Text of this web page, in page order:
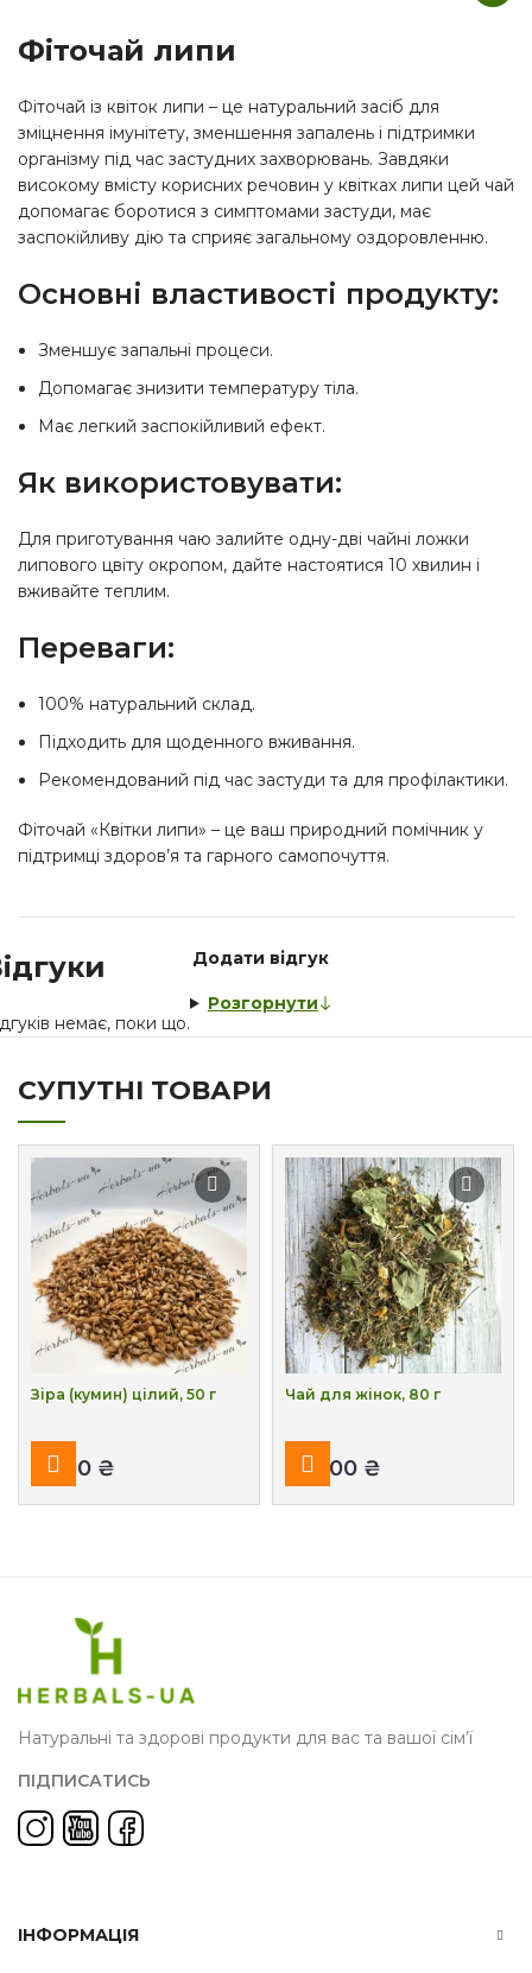
СУПУТНІ ТОВАРИ
Зіра (кумин) цілий, 50 г
₴
Чай для жінок, 80 г
₴
Фіточай липи
Фіточай із квіток липи – це натуральний засіб для
зміцнення імунітету, зменшення запалень і підтримки
організму під час застудних захворювань. Завдяки
високому вмісту корисних речовин у квітках липи цей чай
допомагає боротися з симптомами застуди, має
заспокійливу дію та сприяє загальному оздоровленню.
Основні властивості продукту:
Зменшує запальні процеси.
Допомагає знизити температуру тіла.
Має легкий заспокійливий ефект.
Як використовувати:
Для приготування чаю залийте одну-дві чайні ложки
липового цвіту окропом, дайте настоятися 10 хвилин і
вживайте теплим.
Переваги:
100% натуральний склад.
Підходить для щоденного вживання.
Рекомендований під час застуди та для профілактики.
Фіточай «Квітки липи» – це ваш природний помічник у
підтримці здоров’я та гарного самопочуття.
немає, поки що.
Додати відгук
Розгорнути
Натуральні та здорові продукти для вас та вашої сім’ї
ПІДПИСАТИСЬ
ІНФОРМАЦІЯ